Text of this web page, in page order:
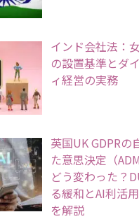
インド会社法：
の設置基準とダ
ィ経営の実務
英国UK GDPRの
た意思決定（
どう変わった？
る緩和とAI利活
を解説